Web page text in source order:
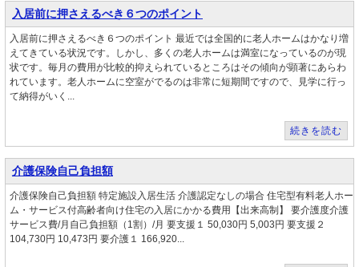
入居前に押さえるべき６つのポイント
入居前に押さえるべき６つのポイント 最近では全国的に老人ホームはかなり増
えてきている状況です。しかし、多くの老人ホームは満室になっているのが現
状です。毎月の費用が比較的抑えられているところはその傾向が顕著にあらわ
れています。老人ホームに空室がでるのは非常に短期間ですので、見学に行っ
て納得がいく...
続きを読む
介護保険自己負担額
介護保険自己負担額 特定施設入居生活 介護認定なしの場合 住宅型有料老人ホー
ム・サービス付高齢者向け住宅の入居にかかる費用【出来高制】 要介護度介護
サービス費/月自己負担額（1割）/月 要支援１ 50,030円 5,003円 要支援２
104,730円 10,473円 要介護１ 166,920...